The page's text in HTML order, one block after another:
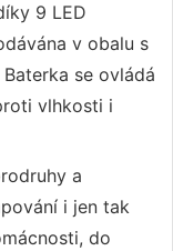
9 LED
v obalu s
se ovládá
vlhkosti i
a
i jen tak
do